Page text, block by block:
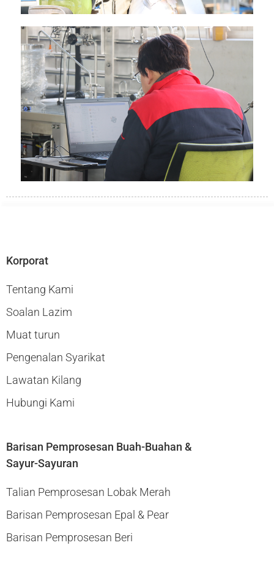
Korporat
Tentang Kami
Soalan Lazim
Muat turun
Pengenalan Syarikat
Lawatan Kilang
Hubungi Kami
Barisan Pemprosesan Buah-Buahan &
Sayur-Sayuran
Talian Pemprosesan Lobak Merah
Barisan Pemprosesan Epal & Pear
Barisan Pemprosesan Beri